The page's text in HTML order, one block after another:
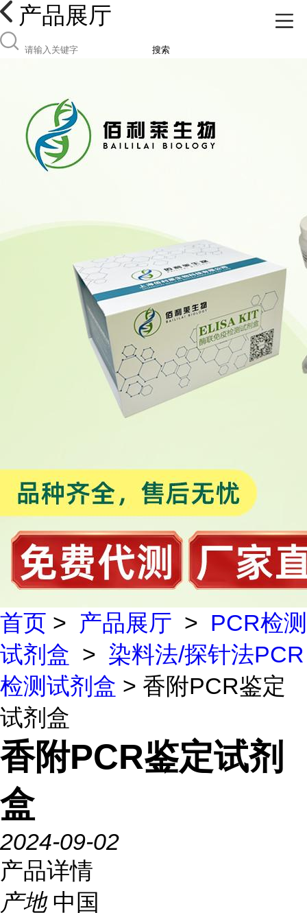
产品展厅
搜索
首页 > 产品展厅 > PCR检测
试剂盒 > 染料法/探针法PCR
检测试剂盒 > 香附PCR鉴定
试剂盒
香附PCR鉴定试剂
盒
2024-09-02
产品详情
产地 中国